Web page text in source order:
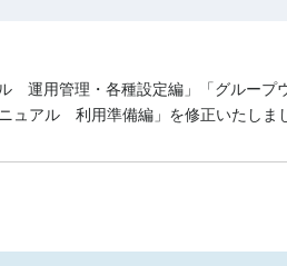
運用管理・各種設定編」「グループ
ュアル 利用準備編」を修正いたしま